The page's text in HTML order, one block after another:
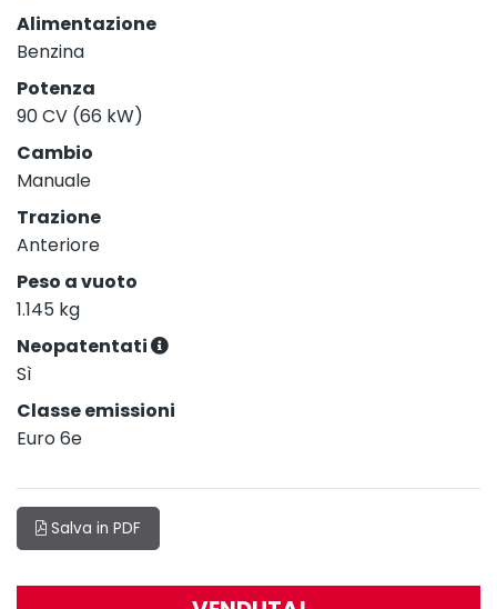
Alimentazione
Benzina
Potenza
90 CV (66 kW)
Cambio
Manuale
Trazione
Anteriore
Peso a vuoto
1.145 kg
Neopatentati
Sì
Classe emissioni
Euro 6e
Salva in PDF